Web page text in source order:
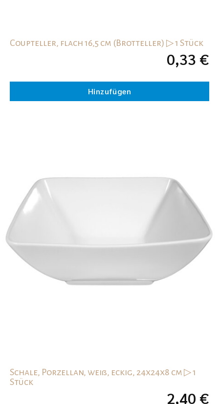
Coupteller, flach 16,5 cm (Brotteller) ▷ 1 Stück
0,33 €
Hinzufügen
Schale, Porzellan, weiß, eckig, 24x24x8 cm ▷ 1
Stück
2,40 €